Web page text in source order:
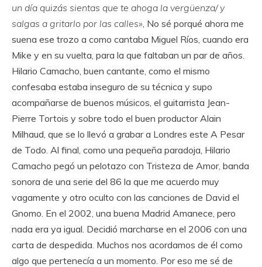
un día quizás sientas que te ahoga la vergüenza/ y
salgas a gritarlo por las calles», No sé porqué ahora me
suena ese trozo a como cantaba Miguel Ríos, cuando era
Mike y en su vuelta, para la que faltaban un par de años.
Hilario Camacho, buen cantante, como el mismo
confesaba estaba inseguro de su técnica y supo
acompañarse de buenos músicos, el guitarrista Jean-
Pierre Tortois y sobre todo el buen productor Alain
Milhaud, que se lo llevó a grabar a Londres este A Pesar
de Todo. Al final, como una pequeña paradoja, Hilario
Camacho pegó un pelotazo con Tristeza de Amor, banda
sonora de una serie del 86 la que me acuerdo muy
vagamente y otro oculto con las canciones de David el
Gnomo. En el 2002, una buena Madrid Amanece, pero
nada era ya igual. Decidió marcharse en el 2006 con una
carta de despedida. Muchos nos acordamos de él como
algo que pertenecía a un momento. Por eso me sé de